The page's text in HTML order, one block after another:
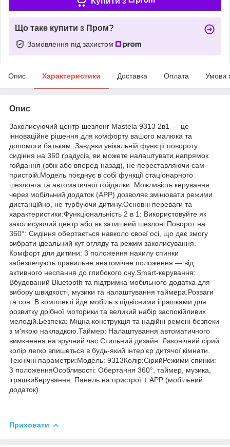
Що таке купити з Пром?
Замовлення під захистом
Опис Характеристики Доставка Оплата Умови
Опис
​Заколисуючий центр-шезлонг Mastela 9313 2в1 — це
інноваційне рішення для комфорту вашого малюка та
допомоги батькам. Завдяки унікальній функції повороту
сидіння на 360 градусів, ви можете налаштувати напрямок
гойдання (вбік або вперед-назад), не переставляючи сам
пристрій. ​Модель поєднує в собі функції стаціонарного
шезлонга та автоматичної гойдалки. Можливість керування
через мобільний додаток (APP) дозволяє змінювати режими
дистанційно, не турбуючи дитину. ​Основні переваги та
характеристики: ​Функціональність 2 в 1: Використовуйте як
заколисуючий центр або як затишний шезлонг. ​Поворот на
360°: Сидіння обертається навколо своєї осі, що дає змогу
вибрати ідеальний кут огляду та режим заколисування. ​
Комфорт для дитини: 3 положення нахилу спинки
забезпечують правильне анатомічне положення — від
активного неспання до глибокого сну. ​Smart-керування:
Вбудований Bluetooth та підтримка мобільного додатка для
вибору швидкості, музики та налаштування таймера. ​Розваги
та сон: В комплекті йде мобіль з підвісними іграшками для
розвитку дрібної моторики та великий набір заспокійливих
мелодій. ​Безпека: Міцна конструкція та надійні ремені безпеки
з м'якою накладкою. ​Таймер: Налаштування автоматичного
вимкнення на зручний час. ​Стильний дизайн: Лаконічний сірий
колір легко впишеться в будь-який інтер'єр дитячої кімнати. ​
Технічні параметри: ​Модель: 9313 ​Колір:Сірий ​Режими спинки:
3 положення ​Особливості: Обертання 360°, таймер, музика,
іграшки ​Керування: Панель на пристрої + APP (мобільний
додаток)
Приховати